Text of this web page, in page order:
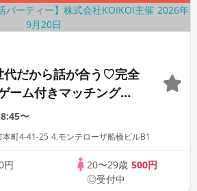
代だから話が合う♡完全
ーム付きマッチングコ
〜
町4-41-25 4.モンテローザ船橋ビルB1
円
20〜29歳 500円
◎受付中